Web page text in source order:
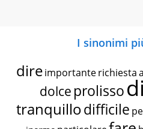
I sinonimi
dire importante richiesta
dolce prolisso
tranquillodifficile